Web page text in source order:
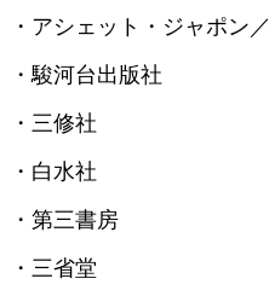
・アシェット・ジャポン／
・駿河台出版社
・三修社
・白水社
・第三書房
・三省堂